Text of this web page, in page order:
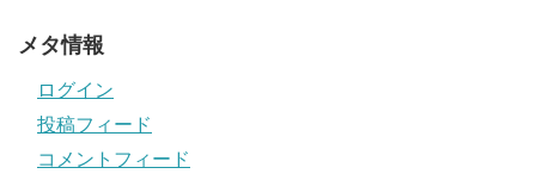
メタ情報
ログイン
投稿フィード
コメントフィード